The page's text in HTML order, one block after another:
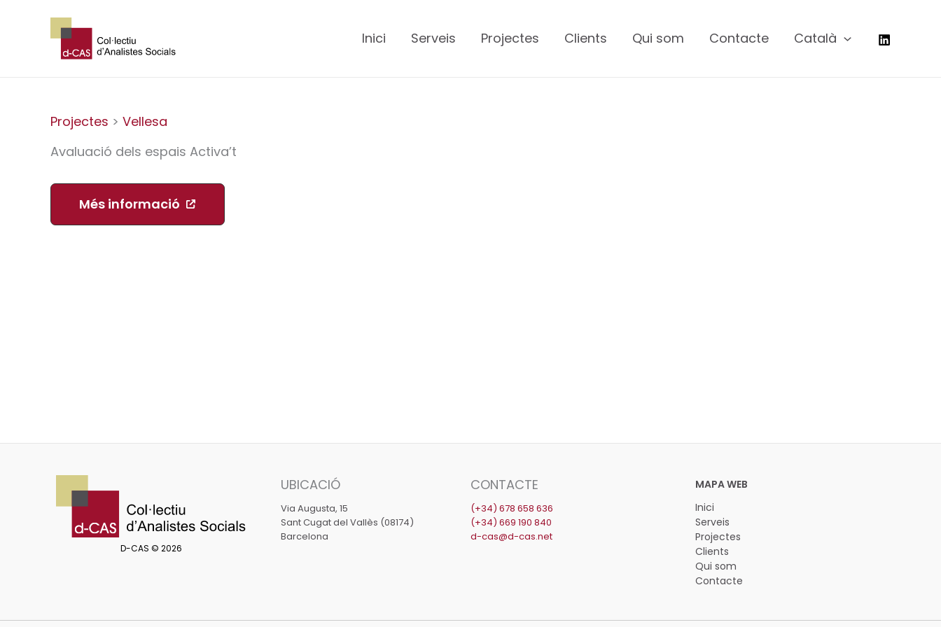
Inici Serveis Projectes Clients Qui som Contacte Català
Projectes > Vellesa
Avaluació dels espais Activa’t
Més informació
D-CAS © 2026
UBICACIÓ
Via Augusta, 15
Sant Cugat del Vallès (08174)
Barcelona
CONTACTE
(+34) 678 658 636
(+34) 669 190 840
d-cas@d-cas.net
Inici
Serveis
Projectes
Clients
Qui som
Contacte